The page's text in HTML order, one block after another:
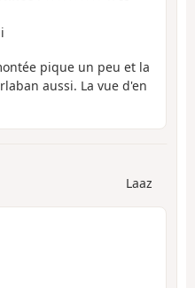
pique un peu et la
aussi. La vue d'en
Laaz